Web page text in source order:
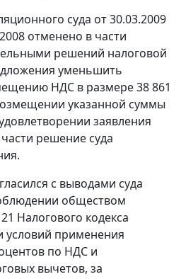
суда от 30.03.2009
отменено в части
решений налоговой
уменьшить
НДС в размере 38 861
указанной суммы
заявления
решение суда
с выводами суда
обществом
Налогового кодекса
условий применения
по НДС и
вычетов, за